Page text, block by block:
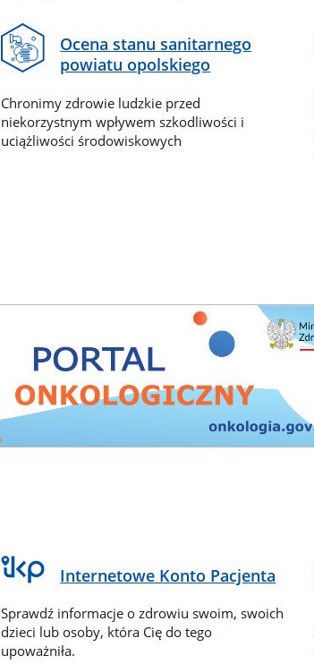
Ocena stanu sanitarnego
powiatu opolskiego
Chronimy zdrowie ludzkie przed
niekorzystnym wpływem szkodliwości i
uciążliwości środowiskowych
Internetowe Konto Pacjenta
Sprawdź informacje o zdrowiu swoim, swoich
dzieci lub osoby, która Cię do tego
upoważniła.